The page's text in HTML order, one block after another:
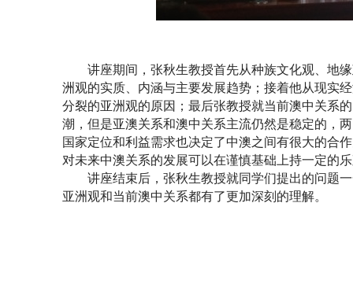
讲座期间，张秋生教授首先从种族文化观、地
洲观的实质、内涵与主要发展趋势；接着他从现实
分裂的亚洲观的原因；最后张教授就当前澳中关系
潮，但是亚澳关系和澳中关系主流仍然是稳定的，
国家定位和利益需求也决定了中澳之间有很大的合
对未来中澳关系的发展可以在谨慎基础上持一定的
讲座结束后，张秋生教授就同学们提出的问题
亚洲观和当前澳中关系都有了更加深刻的理解。